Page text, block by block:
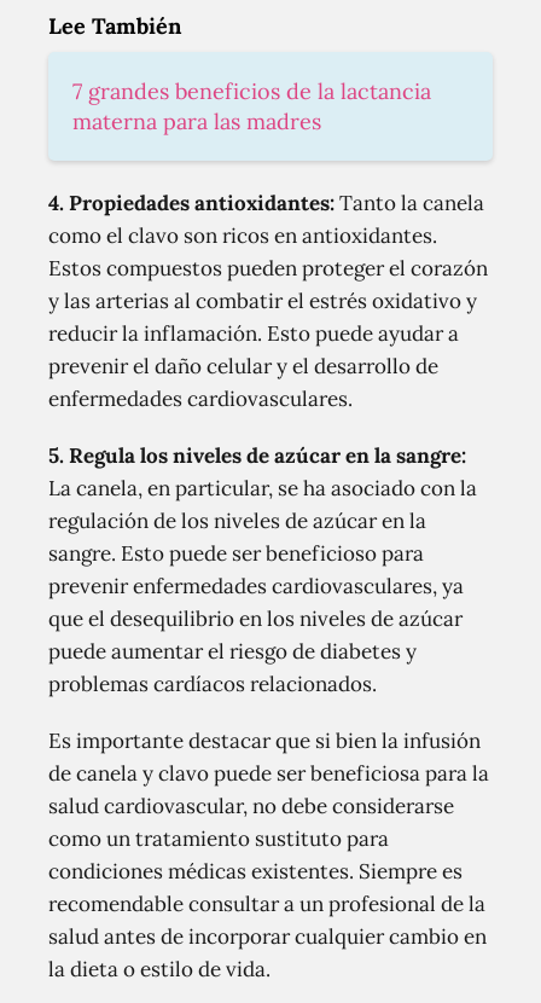
Lee También
7 grandes beneficios de la lactancia
materna para las madres
4. Propiedades antioxidantes:Tanto la canela
como el clavo son ricos en antioxidantes.
Estos compuestos pueden proteger el corazón
y las arterias al combatir el estrés oxidativo y
reducir la inflamación. Esto puede ayudar a
prevenir el daño celular y el desarrollo de
enfermedades cardiovasculares.
5. Regula los niveles de azúcar en la sangre:
La canela, en particular, se ha asociado con la
regulación de los niveles de azúcar en la
sangre. Esto puede ser beneficioso para
prevenir enfermedades cardiovasculares, ya
que el desequilibrio en los niveles de azúcar
puede aumentar el riesgo de diabetes y
problemas cardíacos relacionados.
Es importante destacar que si bien la infusión
de canela y clavo puede ser beneficiosa para la
salud cardiovascular, no debe considerarse
como un tratamiento sustituto para
condiciones médicas existentes. Siempre es
recomendable consultar a un profesional de la
salud antes de incorporar cualquier cambio en
la dieta o estilo de vida.